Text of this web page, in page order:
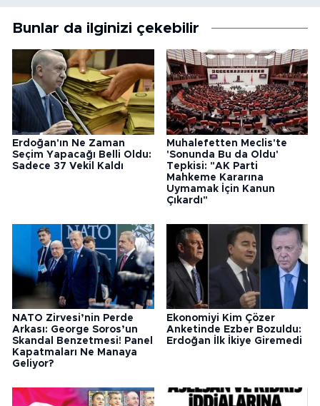
Bunlar da ilginizi çekebilir
Erdoğan'ın Ne Zaman
Seçim Yapacağı Belli Oldu:
Sadece 37 Vekil Kaldı
Muhalefetten Meclis'te
'Sonunda Bu da Oldu'
Tepkisi: "AK Parti
Mahkeme Kararına
Uymamak İçin Kanun
Çıkardı"
NATO Zirvesi’nin Perde
Arkası: George Soros’un
Skandal Benzetmesi! Panel
Kapatmaları Ne Manaya
Geliyor?
Ekonomiyi Kim Çözer
Anketinde Ezber Bozuldu:
Erdoğan İlk İkiye Giremedi